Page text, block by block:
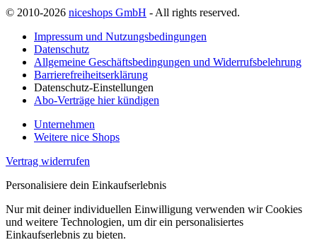
© 2010-2026 niceshops GmbH - All rights reserved.
Impressum und Nutzungsbedingungen
Datenschutz
Allgemeine Geschäftsbedingungen und Widerrufsbelehrung
Barrierefreiheitserklärung
Datenschutz-Einstellungen
Abo-Verträge hier kündigen
Unternehmen
Weitere nice Shops
Vertrag widerrufen
Personalisiere dein Einkaufserlebnis
Nur mit deiner individuellen Einwilligung verwenden wir Cookies
und weitere Technologien, um dir ein personalisiertes
Einkaufserlebnis zu bieten.